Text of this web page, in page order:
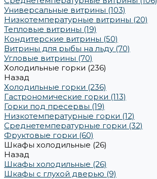
Универсальные витрины (103)
Низкотемпературные витрины (20)
Тепловые витрины (19)
Кондитерские витрины (50)
Витрины для рыбы на льду (70)
Угловые витрины (70)
Холодильные горки (236)
Назад
Холодильные горки (236)
Гастрономические горки (113)
Горки под пресервы (19)
Низкотемпературные горки (12)
Среднетемпературные горки (32)
Фруктовые горки (60)
Шкафы холодильные (26)
Назад
Шкафы холодильные (26)
Шкафы с глухой дверью (9)